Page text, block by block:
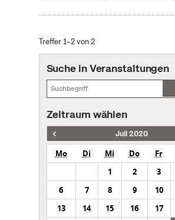
Treffer 1–2 von 2
Suche in Veranstaltungen
Zeitraum wählen
Juli 2020
Mo Di Mi Do Fr
1
2 3
6
7 8 9 10
13
14 15 16 17